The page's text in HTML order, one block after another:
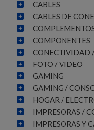
CABLES
CABLES DE
COMPONENTES
CONECTIVIDAD /
FOTO / VIDEO
GAMING
GAMING /
HOGAR /
IMPRESORAS /
IMPRESORAS Y